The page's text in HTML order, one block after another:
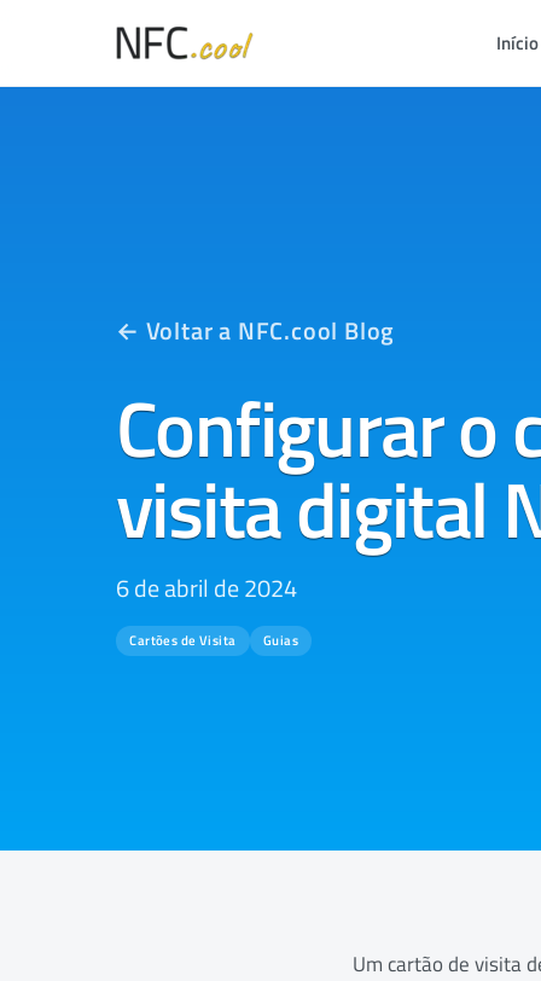
Início
← Voltar a NFC.cool Blog
Configurar o
visita digital
6 de abril de 2024
Cartões de Visita Guias
Um cartão de visita